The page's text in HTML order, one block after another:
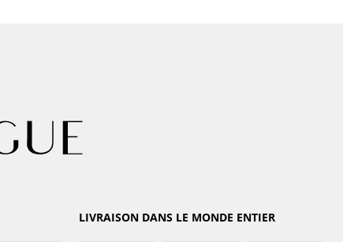
LIVRAISON DANS LE MONDE ENTIER